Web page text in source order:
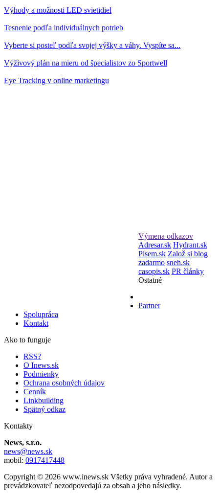
Výhody a možnosti LED svietidiel
Tesnenie podľa individuálnych potrieb
Vyberte si posteľ podľa svojej výšky a váhy. Vyspíte sa...
Výživový plán na mieru od špecialistov zo Sportwell
Eye Tracking v online marketingu
Výmena odkazov
Adresar.sk Hydrant.sk
Pisem.sk Založ si blog
zadarmo sneh.sk
casopis.sk PR články
Ostatné
Partner
Spolupráca
Kontakt
Ako to funguje
RSS?
O Inews.sk
Podmienky
Ochrana osobných údajov
Cenník
Linkbuilding
Spätný odkaz
Kontakty
News, s.r.o.
news@news.sk
mobil: 0917417448
Copyright © 2026 www.inews.sk Všetky práva vyhradené. Autor a
prevádzkovateľ nezodpovedajú za obsah a jeho následky.